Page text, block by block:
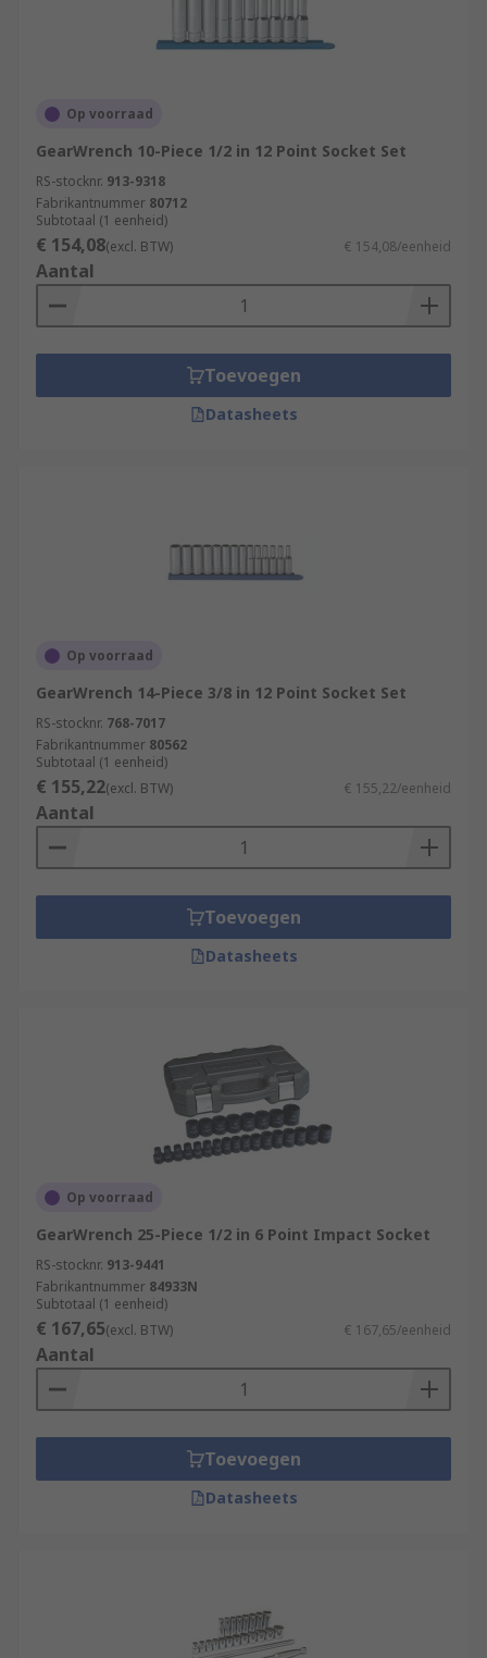
Op voorraad
GearWrench 10-Piece 1/2 in 12 Point Socket Set
RS-stocknr. 913-9318
Fabrikantnummer 80712
Subtotaal (1 eenheid)
€ 154,08(excl. BTW) € 154,08/eenheid
Aantal
Toevoegen
Datasheets
Op voorraad
GearWrench 14-Piece 3/8 in 12 Point Socket Set
RS-stocknr. 768-7017
Fabrikantnummer 80562
Subtotaal (1 eenheid)
€ 155,22(excl. BTW) € 155,22/eenheid
Aantal
Toevoegen
Datasheets
Op voorraad
GearWrench 25-Piece 1/2 in 6 Point Impact Socket
RS-stocknr. 913-9441
Fabrikantnummer 84933N
Subtotaal (1 eenheid)
€ 167,65(excl. BTW) € 167,65/eenheid
Aantal
Toevoegen
Datasheets